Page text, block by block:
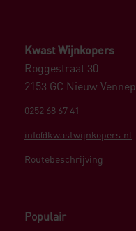
Kwast Wijnkopers
Roggestraat 30
2153 GC Nieuw Vennep
0252 68 67 41
info@kwastwijnkopers.nl
Routebeschrijving
Populair